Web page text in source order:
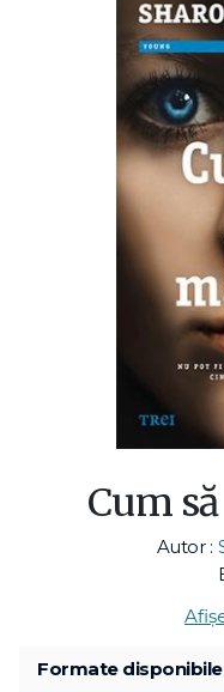
Cum
Autor :
Formate disponibile